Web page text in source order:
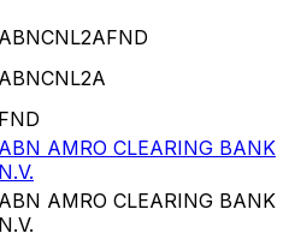
ABNCNL2AFND
ABNCNL2A
FND
ABN AMRO CLEARING BANK
N.V.
ABN AMRO CLEARING BANK
N.V.